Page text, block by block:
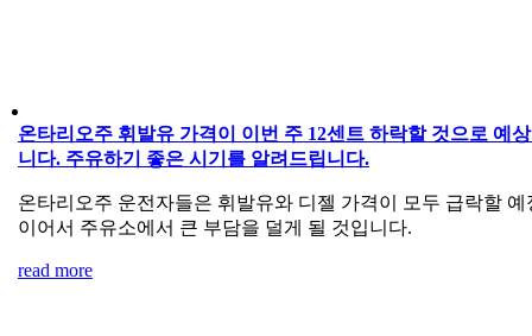
온타리오주 휘발유 가격이 이번 주 12센트 하락할 것으로 예
니다. 주유하기 좋은 시기를 알려드립니다.
온타리오주 운전자들은 휘발유와 디젤 가격이 모두 급락할 예
이어서 주유소에서 큰 부담을 덜게 될 것입니다.
read more